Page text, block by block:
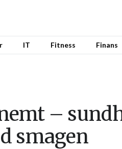
IT Fitness Finans
–
smagen